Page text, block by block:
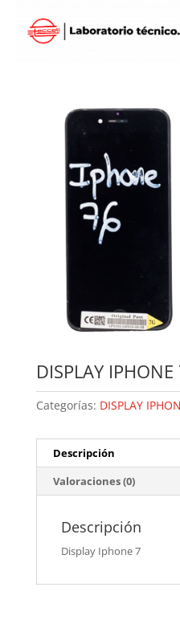
DISPLAY IPHONE
Categorías: DISPLAY
Descripción
Valoraciones (0)
Descripción
Display Iphone 7